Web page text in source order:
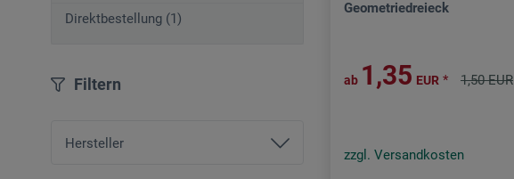
Direktbestellung (1)
Filtern
Hersteller
Geometriedreieck
ab 1,35 EUR * 1,50 EUR
zzgl. Versandkosten